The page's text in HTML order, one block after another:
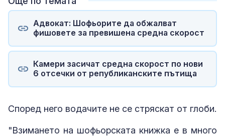
Адвокат: Шофьорите да обжалват
фишовете за превишена средна скорост
Камери засичат средна скорост по нови
6 отсечки от републиканските пътища
Според него водачите не се стряскат от глоби.
"Взимането на шофьорската книжка е в много